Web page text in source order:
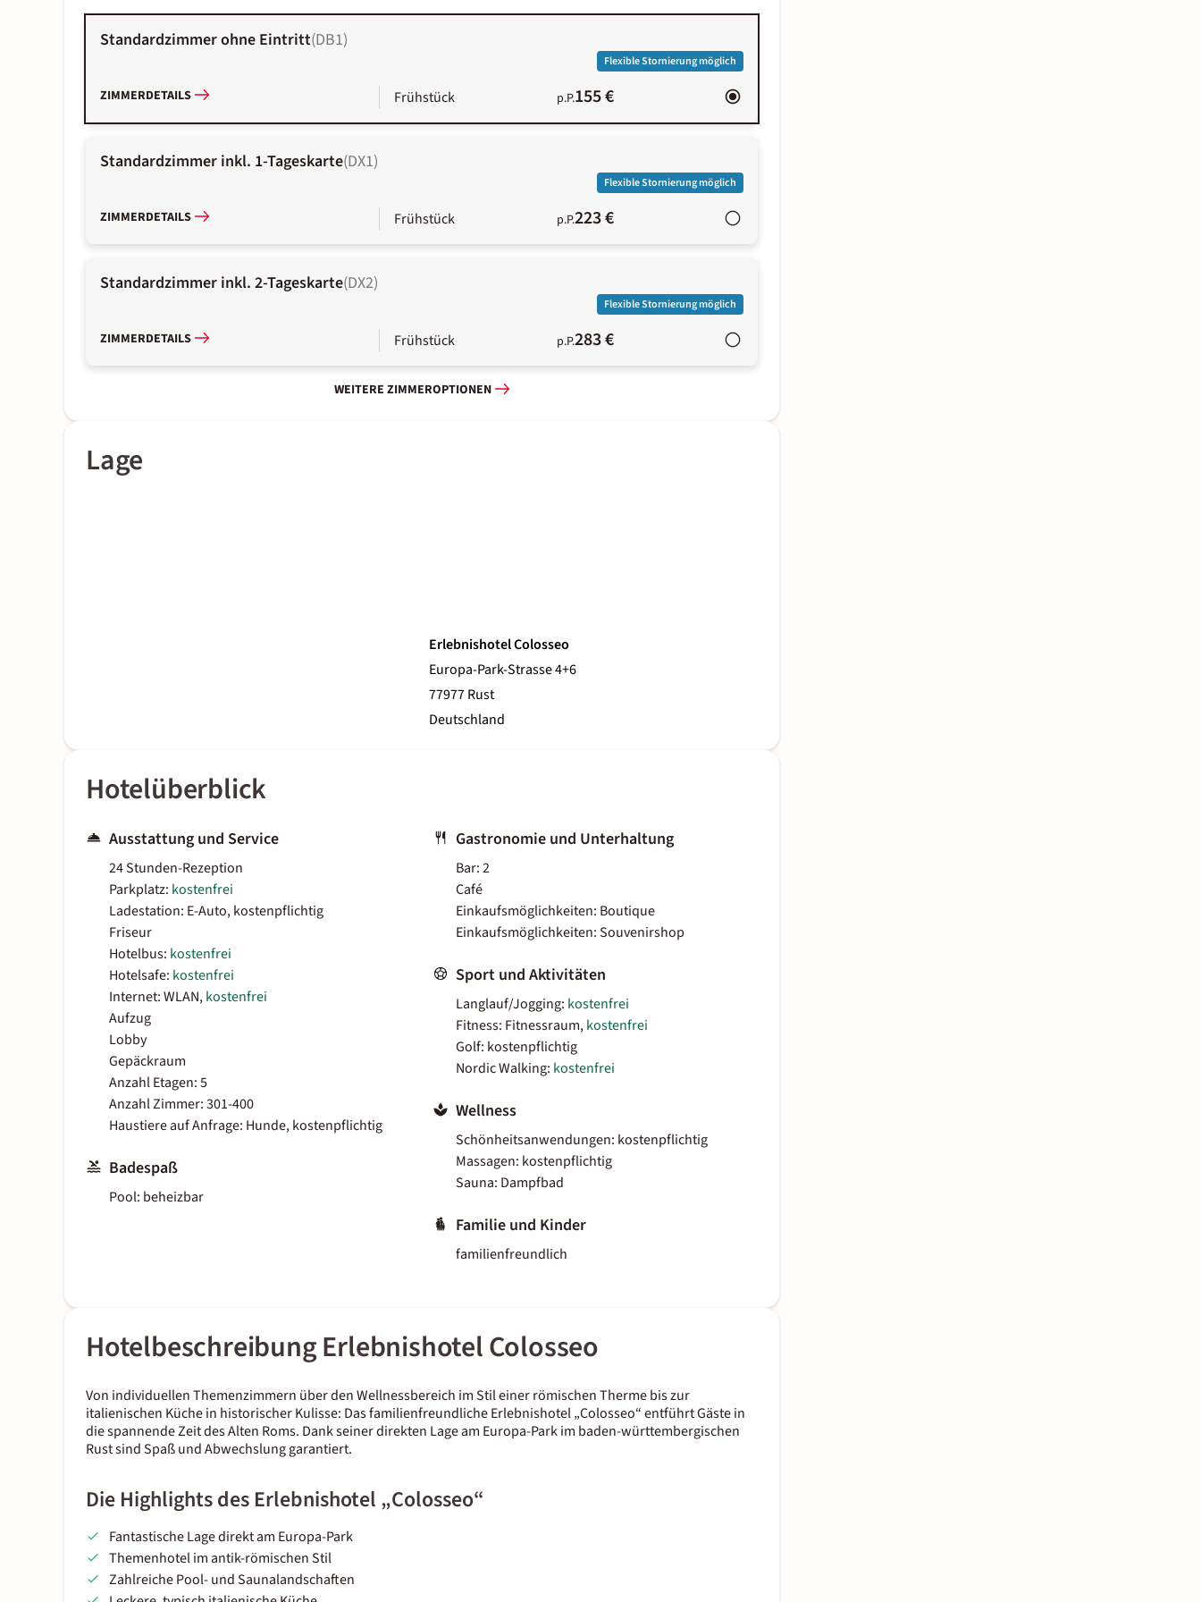
Standardzimmer ohne Eintritt(DB1)
Flexible Stornierung möglich
ZIMMERDETAILS Frühstück p.P.155 €
Standardzimmer inkl. 1-Tageskarte(DX1)
Flexible Stornierung möglich
ZIMMERDETAILS Frühstück p.P.223 €
Standardzimmer inkl. 2-Tageskarte(DX2)
Flexible Stornierung möglich
ZIMMERDETAILS Frühstück p.P.283 €
WEITERE ZIMMEROPTIONEN
Lage
Erlebnishotel Colosseo
Europa-Park-Strasse 4+6
77977 Rust
Deutschland
Hotelüberblick
Ausstattung und Service
24 Stunden-Rezeption
Parkplatz: kostenfrei
Ladestation: E-Auto, kostenpflichtig
Friseur
Hotelbus: kostenfrei
Hotelsafe: kostenfrei
Internet: WLAN,kostenfrei
Aufzug
Lobby
Gepäckraum
Anzahl Etagen: 5
Anzahl Zimmer: 301-400
Haustiere auf Anfrage: Hunde, kostenpflichtig
Badespaß
Pool: beheizbar
Gastronomie und Unterhaltung
Bar: 2
Café
Einkaufsmöglichkeiten: Boutique
Einkaufsmöglichkeiten: Souvenirshop
Sport und Aktivitäten
Langlauf/Jogging: kostenfrei
Fitness: Fitnessraum,kostenfrei
Golf: kostenpflichtig
Nordic Walking: kostenfrei
Wellness
Schönheitsanwendungen: kostenpflichtig
Massagen: kostenpflichtig
Sauna: Dampfbad
Familie und Kinder
familienfreundlich
Hotelbeschreibung Erlebnishotel Colosseo
Von individuellen Themenzimmern über den Wellnessbereich im Stil einer römischen Therme bis zur
italienischen Küche in historischer Kulisse: Das familienfreundliche Erlebnishotel „Colosseo“ entführt Gäste in
die spannende Zeit des Alten Roms. Dank seiner direkten Lage am Europa-Park im baden-württembergischen
Rust sind Spaß und Abwechslung garantiert.
Die Highlights des Erlebnishotel „Colosseo“
Fantastische Lage direkt am Europa-Park
Themenhotel im antik-römischen Stil
Zahlreiche Pool- und Saunalandschaften